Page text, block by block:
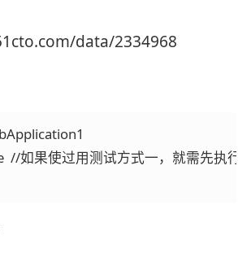
data/2334968
//如果使过用测试方式一，就需先执行